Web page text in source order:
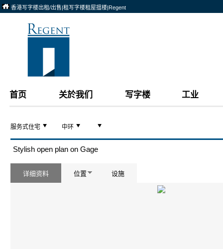
香港写字楼出租/出售|租写字楼租屋搵楼|Regent
首页 关於我们 写字楼 工业
服务式住宅 中环
Stylish open plan on Gage
详细资料 位置 设施